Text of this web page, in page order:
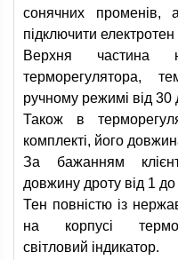
сонячних
підключити
Верхня частина
терморегулятора,
ручному режимі від 30
Також в
комплекті, його
За бажанням
довжину дроту від 1 до
Тен повністю із
на корпусі
світловий індикатор.